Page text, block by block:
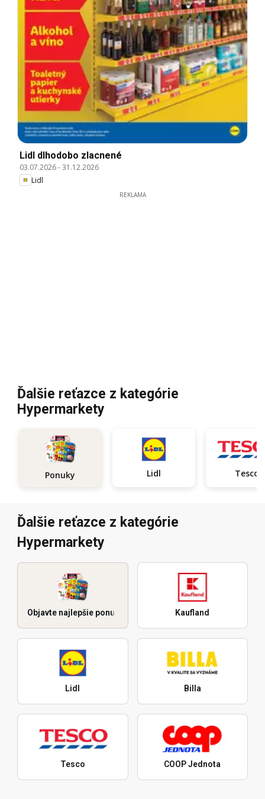
Lidl dlhodobo zlacnené
03.07.2026-31.12.2026
Lidl
REKLAMA
Ďalšie reťazce z kategórie
Hypermarkety
Ponuky Lidl Tesco
Ďalšie reťazce z kategórie
Hypermarkety
Objavte najlepšie ponuky Kaufland
Lidl Billa
Tesco COOP Jednota